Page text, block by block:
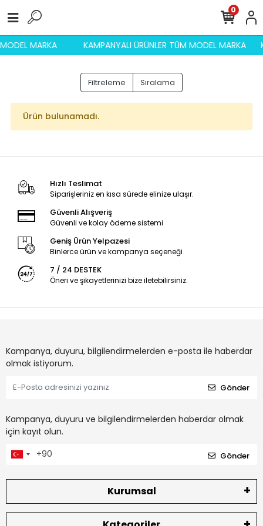
MARKA KAMPANYALI ÜRÜNLER TÜM MODEL MARKA
0
Filtreleme Sıralama
Ürün bulunamadı.
Hızlı Teslimat
Siparişleriniz en kısa sürede elinize ulaşır.
Güvenli Alışveriş
Güvenli ve kolay ödeme sistemi
Geniş Ürün Yelpazesi
Binlerce ürün ve kampanya seçeneği
7 / 24 DESTEK
Öneri ve şikayetlerinizi bize iletebilirsiniz.
Kampanya, duyuru, bilgilendirmelerden e-posta ile haberdar
olmak istiyorum.
Gönder
Kampanya, duyuru ve bilgilendirmelerden haberdar olmak
için kayıt olun.
Gönder
Kurumsal